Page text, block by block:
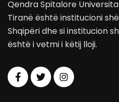
Qendra Spitalore
Tiranë është institucioni
Shqipëri dhe si institucion
është i vetmi i këtij lloji.